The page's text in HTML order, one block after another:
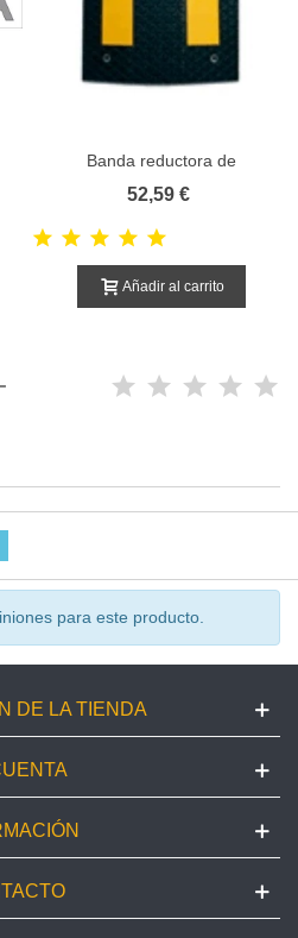
Banda reductora de
velocidad 60X50X5 CMS
52,59 €
Añadir al carrito
para este producto.
DE LA TIENDA